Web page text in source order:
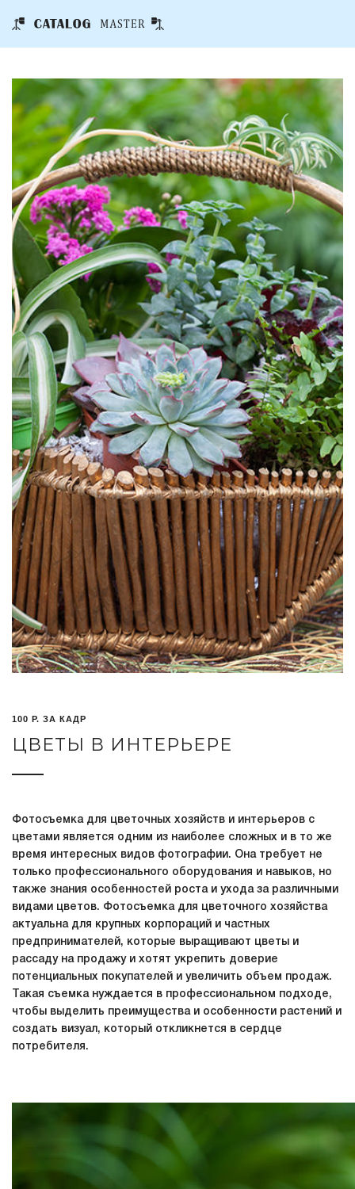
100 Р. ЗА КАДР
ЦВЕТЫ В ИНТЕРЬЕРЕ
Фотосъемка для цветочных хозяйств и интерьеров с
цветами является одним из наиболее сложных и в то же
время интересных видов фотографии. Она требует не
только профессионального оборудования и навыков, но
также знания особенностей роста и ухода за различными
видами цветов. Фотосъемка для цветочного хозяйства
актуальна для крупных корпораций и частных
предпринимателей, которые выращивают цветы и
рассаду на продажу и хотят укрепить доверие
потенциальных покупателей и увеличить объем продаж.
Такая съемка нуждается в профессиональном подходе,
чтобы выделить преимущества и особенности растений и
создать визуал, который откликнется в сердце
потребителя.